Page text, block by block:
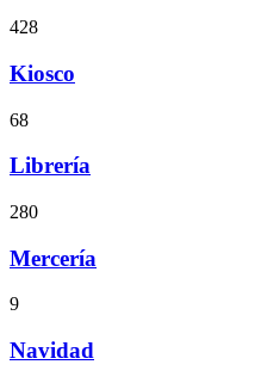
428
Kiosco
68
Librería
280
Mercería
9
Navidad